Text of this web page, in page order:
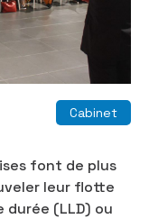
Cabinet
font de plus
leur flotte
(LLD) ou